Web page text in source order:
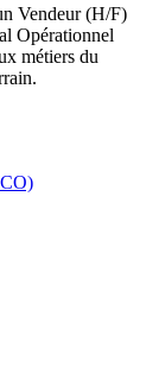
Vendeur (H/F)
Opérationnel
métiers du